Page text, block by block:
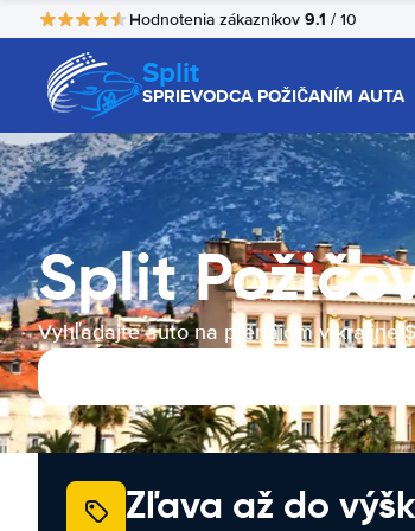
Hodnotenia zákazníkov 9.1 / 10
Split
SPRIEVODCA POŽIČANÍM AUTA
Split
Vyhľadajte auto na prenájom v krajine
Zľava až do